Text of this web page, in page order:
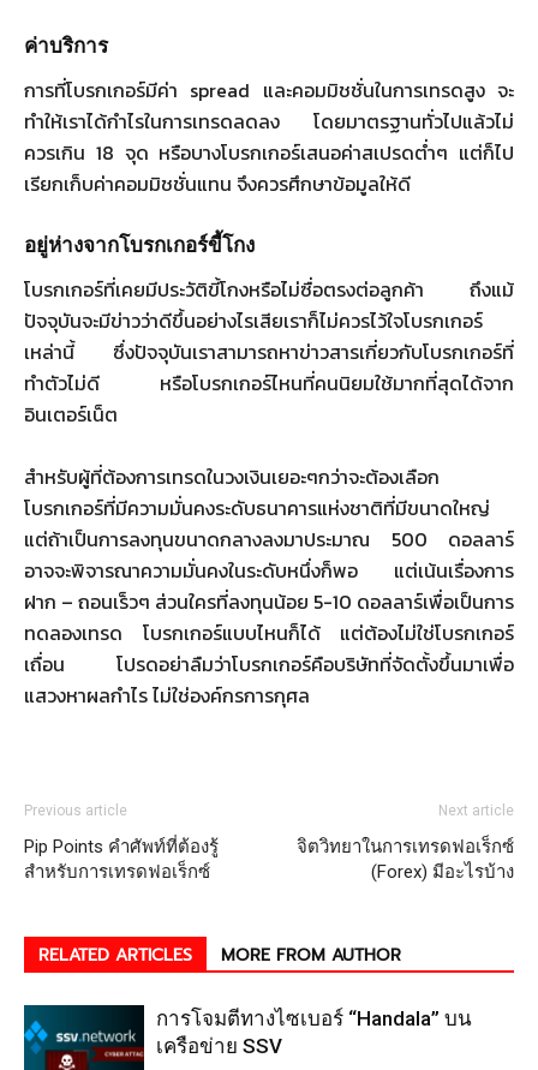
ค่าบริการ
การที่โบรกเกอร์มีค่า spread และคอมมิชชั่นในการเทรดสูง จะ
ทำให้เราได้กำไรในการเทรดลดลง โดยมาตรฐานทั่วไปแล้วไม่
ควรเกิน 18 จุด หรือบางโบรกเกอร์เสนอค่าสเปรดต่ำๆ แต่ก็ไป
เรียกเก็บค่าคอมมิชชั่นแทน จึงควรศึกษาข้อมูลให้ดี
อยู่ห่างจากโบรกเกอร์ขี้โกง
โบรกเกอร์ที่เคยมีประวัติขี้โกงหรือไม่ซื่อตรงต่อลูกค้า ถึงแม้
ปัจจุบันจะมีข่าวว่าดีขึ้นอย่างไรเสียเราก็ไม่ควรไว้ใจโบรกเกอร์
เหล่านี้ ซึ่งปัจจุบันเราสามารถหาข่าวสารเกี่ยวกับโบรกเกอร์ที่
ทำตัวไม่ดี หรือโบรกเกอร์ไหนที่คนนิยมใช้มากที่สุดได้จาก
อินเตอร์เน็ต
สำหรับผู้ที่ต้องการเทรดในวงเงินเยอะๆกว่าจะต้องเลือก
โบรกเกอร์ที่มีความมั่นคงระดับธนาคารแห่งชาติที่มีขนาดใหญ่
แต่ถ้าเป็นการลงทุนขนาดกลางลงมาประมาณ 500 ดอลลาร์
อาจจะพิจารณาความมั่นคงในระดับหนึ่งก็พอ แต่เน้นเรื่องการ
ฝาก – ถอนเร็วๆ ส่วนใครที่ลงทุนน้อย 5-10 ดอลลาร์เพื่อเป็นการ
ทดลองเทรด โบรกเกอร์แบบไหนก็ได้ แต่ต้องไม่ใช่โบรกเกอร์
เถื่อน โปรดอย่าลืมว่าโบรกเกอร์คือบริษัทที่จัดตั้งขึ้นมาเพื่อ
แสวงหาผลกำไร ไม่ใช่องค์กรการกุศล
Previous article
Pip Points คำศัพท์ที่ต้องรู้
สำหรับการเทรดฟอเร็กซ์
Next article
จิตวิทยาในการเทรดฟอเร็กซ์
(Forex) มีอะไรบ้าง
RELATED ARTICLES MORE FROM AUTHOR
การโจมตีทางไซเบอร์ “Handala” บน
เครือข่าย SSV